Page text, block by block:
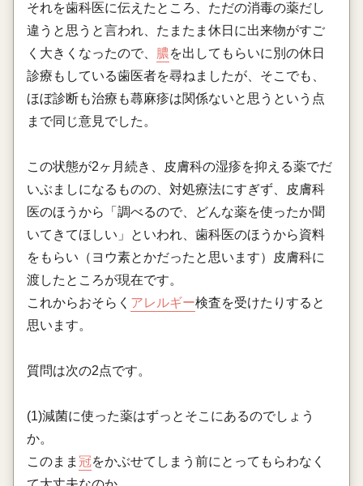
それを歯科医に伝えたところ、ただの消毒の薬だし
違うと思うと言われ、たまたま休日に出来物がすご
く大きくなったので、
膿を出してもらいに別の休日
診療もしている歯医者を尋ねましたが、そこでも、
ほぼ診断も治療も蕁麻疹は関係ないと思うという点
まで同じ意見でした。
この状態が2ヶ月続き、皮膚科の湿疹を抑える薬でだ
いぶましになるものの、対処療法にすぎず、皮膚科
医のほうから「調べるので、どんな薬を使ったか聞
いてきてほしい」といわれ、歯科医のほうから資料
をもらい（ヨウ素とかだったと思います）皮膚科に
渡したところが現在です。
これからおそらく アレルギー検査を受けたりすると
思います。
質問は次の2点です。
(1)減菌に使った薬はずっとそこにあるのでしょう
か。
このまま 冠をかぶせてしまう前にとってもらわなく